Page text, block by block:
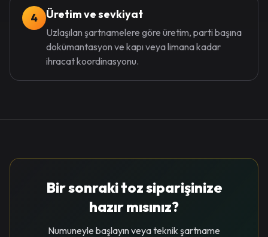
4 Üretim ve sevkiyat
Uzlaşılan şartnamelere göre üretim, parti başına
dokümantasyon ve kapı veya limana kadar
ihracat koordinasyonu.
Bir sonraki toz siparişinize
hazır mısınız?
Numuneyle başlayın veya teknik şartname